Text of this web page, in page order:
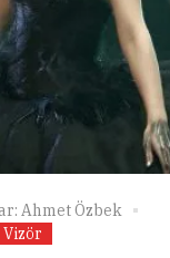
Ahmet Özbek
Vizör